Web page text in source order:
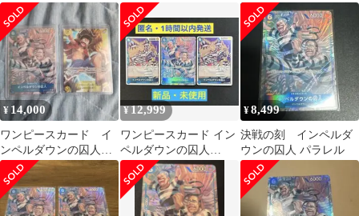
ダウンの囚人TR Rパラ
レル おまけ付き
ジャーレア
ンの囚人 トレジャー
レア
¥14,000
ワンピースカード イ
ンペルダウンの囚人
TR パラレル 決戦の
刻 おまけ
¥12,999
ワンピースカード イン
ペルダウンの囚人
OP16-042 トレジャーレ
ア TR
¥8,499
決戦の刻 インペルダ
ウンの囚人 パラレル